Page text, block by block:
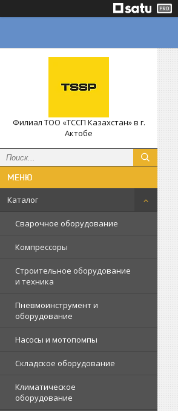
Филиал ТОО «ТССП Казахстан» в г.
Актобе
Каталог
Сварочное оборудование
Компрессоры
Строительное оборудование
и техника
Пневмоинструмент и
оборудование
Насосы и мотопомпы
Складское оборудование
Климатическое
оборудование